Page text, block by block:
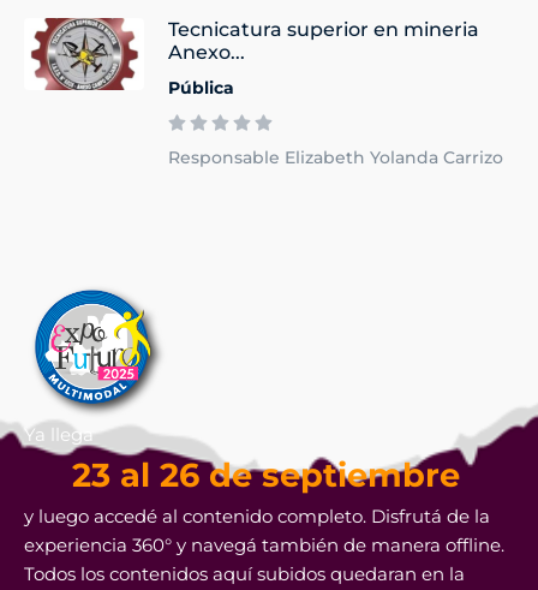
Tecnicatura superior en mineria
Anexo...
Pública
Responsable Elizabeth Yolanda Carrizo
Ya llega
23 al 26 de septiembre
y luego accedé al contenido completo. Disfrutá de la
experiencia 360° y navegá también de manera offline.
Todos los contenidos aquí subidos quedaran en la